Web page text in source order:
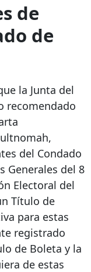
de
de
la Junta del
recomendado
del Condado
Generales del 8
Electoral del
Título de
para estas
registrado
de Boleta y la
de estas